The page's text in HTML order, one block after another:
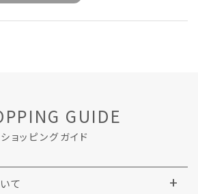
GUIDE
ショッピングガイド
て